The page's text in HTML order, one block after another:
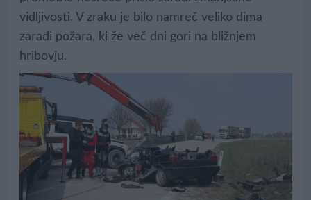
vidljivosti. V zraku je bilo namreč veliko dima
zaradi požara, ki že več dni gori na bližnjem
hribovju.